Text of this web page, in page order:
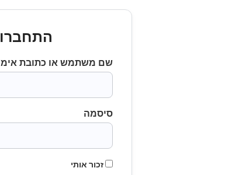
התחברות
שם משתמש או כתובת אימייל
סיסמה
זכור אותי